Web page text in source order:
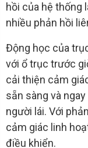
hồi của hệ thống
nhiều phản hồi
Động học của
với ổ trục trước
cải thiện cảm
sẵn sàng và
người lái. Với
cảm giác linh
điều khiển.